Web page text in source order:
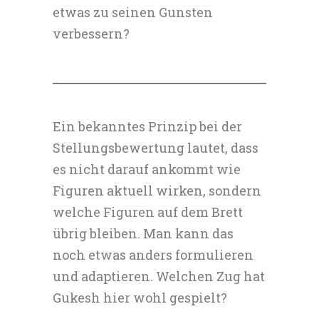
etwas zu seinen Gunsten
verbessern?
Ein bekanntes Prinzip bei der
Stellungsbewertung lautet, dass
es nicht darauf ankommt wie
Figuren aktuell wirken, sondern
welche Figuren auf dem Brett
übrig bleiben. Man kann das
noch etwas anders formulieren
und adaptieren. Welchen Zug hat
Gukesh hier wohl gespielt?